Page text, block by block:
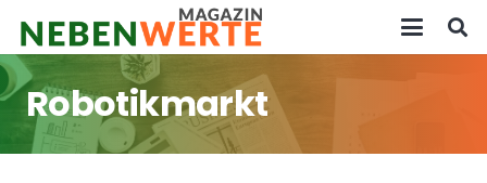
Robotikmarkt